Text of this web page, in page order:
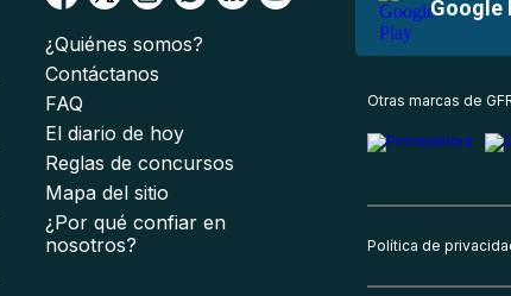
Google
¿Quiénes somos?
Contáctanos
FAQ
El diario de hoy
Reglas de concursos
Mapa del sitio
¿Por qué confiar en
nosotros?
Otras marcas de
Política de